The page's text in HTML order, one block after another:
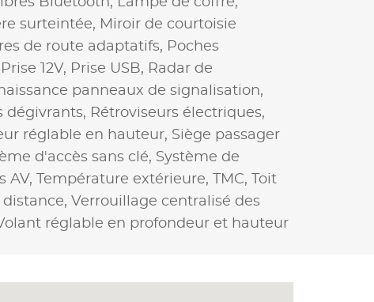
surteintée, Miroir de courtoisie
de route adaptatifs, Poches
Prise 12V, Prise USB, Radar de
panneaux de signalisation,
dégivrants, Rétroviseurs électriques,
réglable en hauteur, Siège passager
d'accès sans clé, Système de
AV, Température extérieure, TMC,
Toit
Verrouillage centralisé des
réglable en profondeur et hauteur